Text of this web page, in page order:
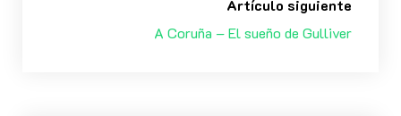
Artículo siguiente
A Coruña – El sueño de Gulliver